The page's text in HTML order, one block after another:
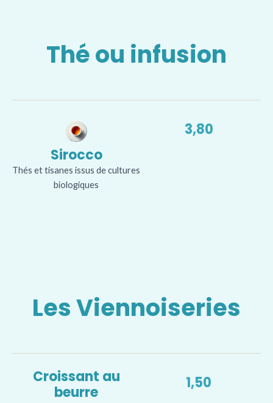
Thé ou infusion
Sirocco
Thés et tisanes issus de cultures
biologiques
3,80
Les Viennoiseries
Croissant au
beurre
1,50